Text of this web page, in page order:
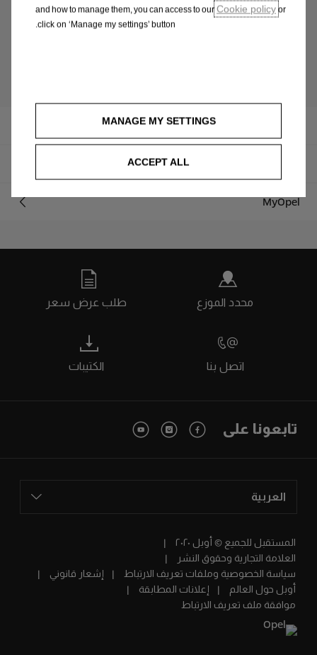
قطع الغيار والإصلاحات
MyOpel
محدد الموزع طلب عرض سعر
اتصل بنا الكتيبات
تابعونا على
العربية
المستقبل للجميع © أوبل ٢٠٢٠
العلامة التجارية وحقوق النشر
سياسة الخصوصية وملفات تعريف الارتباط
إشعار قانوني
أوبل حول العالم
إعلانات المطابقة
موافقة ملف تعريف الارتباط
and how to manage them, you can access to our Cookie policy or
click on ‘Manage my settings’ button.
MANAGE MY SETTINGS
ACCEPT ALL